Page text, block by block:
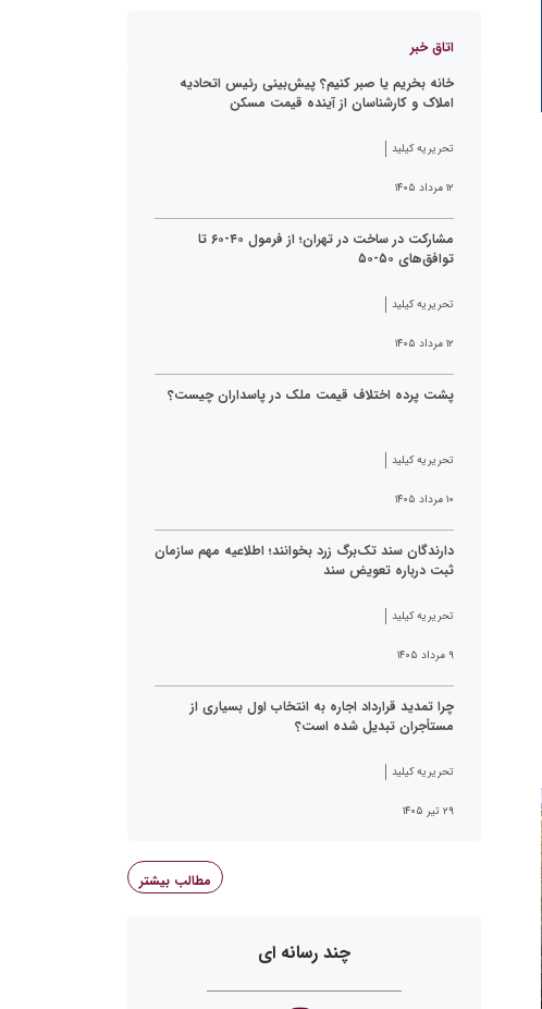
اتاق خبر
خانه بخریم یا صبر کنیم؟ پیش‌بینی رئیس اتحادیه
املاک و کارشناسان از آینده قیمت مسکن
تحریریه کیلید
۱۲ مرداد ۱۴۰۵
مشارکت در ساخت در تهران؛ از فرمول ۴۰-۶۰ تا
توافق‌های ۵۰-۵۰
تحریریه کیلید
۱۲ مرداد ۱۴۰۵
پشت پرده اختلاف قیمت ملک در پاسداران چیست؟
تحریریه کیلید
۱۰ مرداد ۱۴۰۵
دارندگان سند تک‌برگ زرد بخوانند؛ اطلاعیه مهم سازمان
ثبت درباره تعویض سند
تحریریه کیلید
۹ مرداد ۱۴۰۵
چرا تمدید قرارداد اجاره به انتخاب اول بسیاری از
مستأجران تبدیل شده است؟
تحریریه کیلید
۲۹ تیر ۱۴۰۵
مطالب بیشتر
چند رسانه ای